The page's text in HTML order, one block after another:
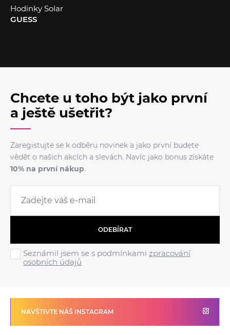
Hodinky Solar
GUESS
Chcete u toho být jako první
a ještě ušetřit?
Zaregistujte se k odběru novinek a jako první budete
vědět o našich akcích a slevách. Navíc jako bonus získáte
10% na první nákup.
ODEBÍRAT
Seznámil jsem se s podmínkami zpracování
osobních údajů
NAVŠTIVTE NÁŠ INSTAGRAM